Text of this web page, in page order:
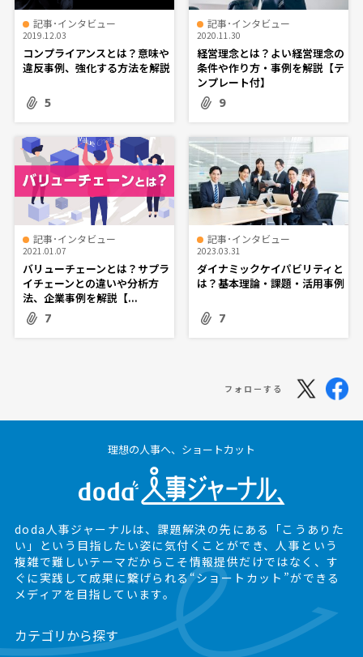
記事･インタビュー
2019.12.03
コンプライアンスとは？意味や
違反事例、強化する方法を解説
5
記事･インタビュー
2020.11.30
経営理念とは？よい経営理念の
条件や作り方・事例を解説【テ
ンプレート付】
9
記事･インタビュー
2021.01.07
バリューチェーンとは？サプラ
イチェーンとの違いや分析方
法、企業事例を解説【...
7
記事･インタビュー
2023.03.31
ダイナミックケイパビリティと
は？基本理論・課題・活用事例
7
フォローする
理想の人事へ、ショートカット
doda人事ジャーナルは、課題解決の先にある
「こうありた
い」という目指したい姿に気付くことができ、 人事という
複雑で難しいテーマだからこそ情報提供だけではなく、 す
ぐに実践して成果に繋げられる“ショートカット”ができる
メディアを目指しています。
カテゴリから探す